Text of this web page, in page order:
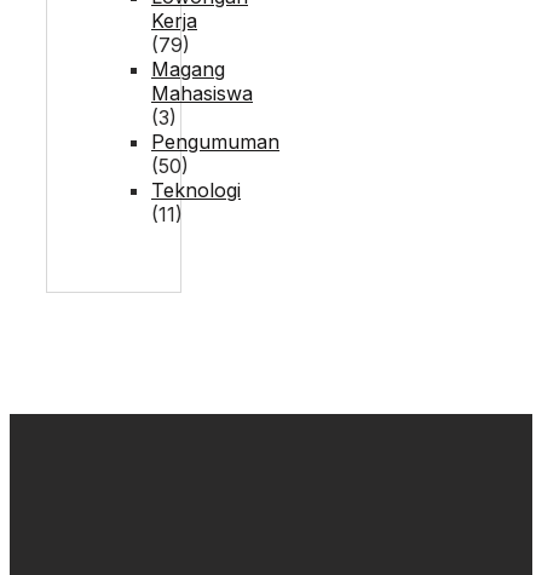
Kerja
(79)
Magang
Mahasiswa
(3)
Pengumuman
(50)
Teknologi
(11)